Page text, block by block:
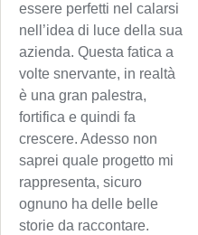
essere perfetti nel calarsi
nell’idea di luce della sua
azienda. Questa fatica a
volte snervante, in realtà
è una gran palestra,
fortifica e quindi fa
crescere. Adesso non
saprei quale progetto mi
rappresenta, sicuro
ognuno ha delle belle
storie da raccontare.